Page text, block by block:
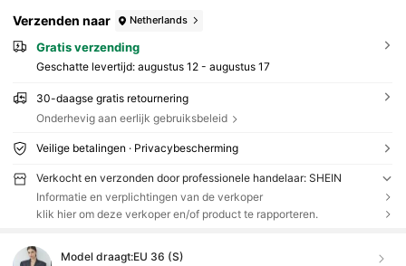
Verzenden naar Netherlands
Gratis verzending
Geschatte levertijd: augustus 12 - augustus 17
30-daagse gratis retournering
Onderhevig aan eerlijk gebruiksbeleid
Veilige betalingen · Privacybescherming
Verkocht en verzonden door professionele handelaar: SHEIN
Informatie en verplichtingen van de verkoper
klik hier om deze verkoper en/of product te rapporteren.
Model draagt:EU 36 (S)